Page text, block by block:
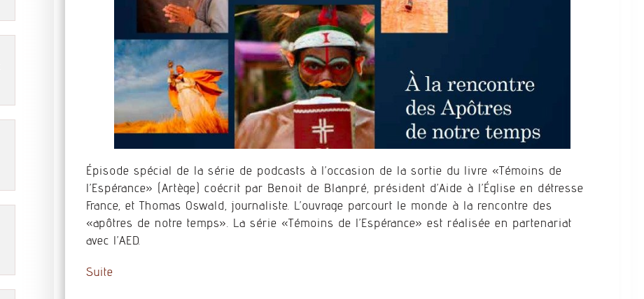
Épisode spécial de la série de podcasts à l’occasion de la sortie du livre «Témoins de
l’Espérance» (Artège) coécrit par Benoit de Blanpré, président d’Aide à l’Église en détresse
France, et Thomas Oswald, journaliste. L’ouvrage parcourt le monde à la rencontre des
«apôtres de notre temps». La série «Témoins de l’Espérance» est réalisée en partenariat
avec l’AED.
Suite